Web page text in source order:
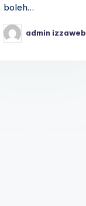
boleh…
Posted
by
admin izzaweb